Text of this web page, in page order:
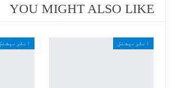
YOU MIGHT ALSO LIKE
انٹرنیشنل انٹرنیشنل